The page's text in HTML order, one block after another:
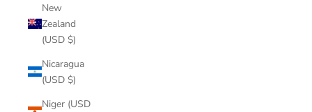
New
Zealand
(USD $)
Nicaragua
(USD $)
Niger (USD